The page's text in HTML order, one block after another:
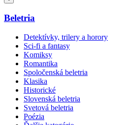
Beletria
Detektívky, trilery a horory
Sci-fi a fantasy
Komiksy
Romantika
Spoločenská beletria
Klasika
Historické
Slovenská beletria
Svetová beletria
Poézia